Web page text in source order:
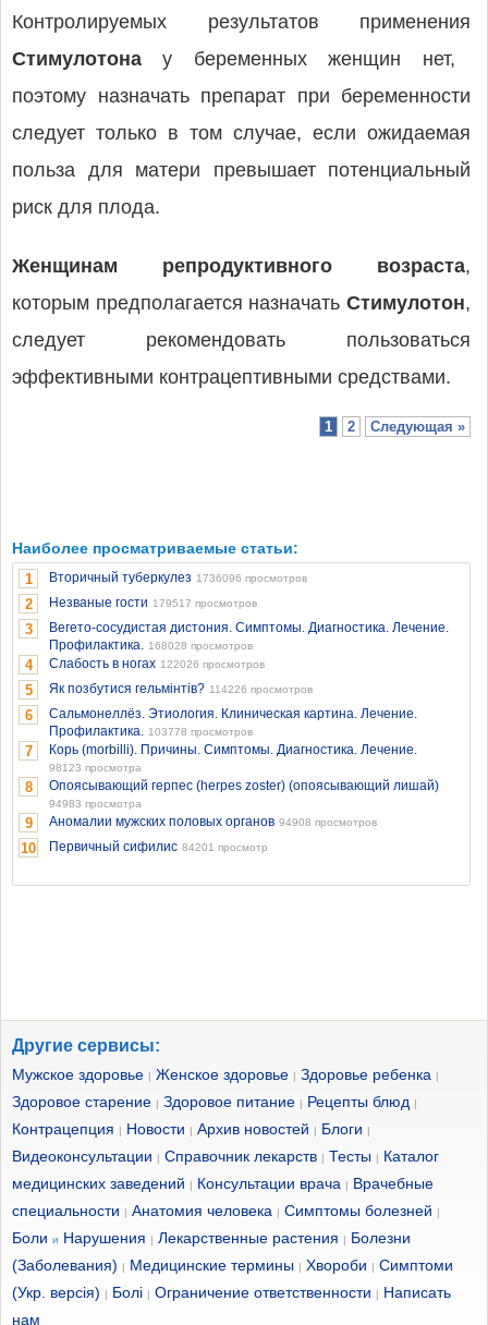
Контролируемых результатов применения
Стимулотонау беременных женщин нет,
поэтому назначать препарат при беременности
следует только в том случае, если ожидаемая
польза для матери превышает потенциальный
риск для плода.
Женщинам репродуктивного возраста,
которым предполагается назначать Стимулотон,
следует рекомендовать пользоваться
эффективными контрацептивными средствами.
1 2 Следующая »
Наиболее просматриваемые статьи:
1 Вторичный туберкулез 1736096 просмотров
2 Незваные гости 179517 просмотров
3
Вегето-сосудистая дистония. Симптомы. Диагностика. Лечение.
Профилактика. 168028 просмотров
4 Слабость в ногах 122026 просмотров
5 Як позбутися гельмінтів? 114226 просмотров
6
Сальмонеллёз. Этиология. Клиническая картина. Лечение.
Профилактика. 103778 просмотров
7 Корь (morbilli). Причины. Симптомы. Диагностика. Лечение.
98123 просмотра
8 Опоясывающий герпес (herpes zoster) (опоясывающий лишай)
94983 просмотра
9 Аномалии мужских половых органов 94908 просмотров
10 Первичный сифилис 84201 просмотр
Другие сервисы:
Мужское здоровье | Женское здоровье | Здоровье ребенка |
Здоровое старение | Здоровое питание | Рецепты блюд |
Контрацепция | Новости | Архив новостей | Блоги |
Видеоконсультации | Справочник лекарств | Тесты | Каталог
медицинских заведений | Консультации врача | Врачебные
специальности | Анатомия человека | Симптомы болезней |
Боли и Нарушения | Лекарственные растения | Болезни
(Заболевания) | Медицинские термины | Хвороби | Симптоми
(Укр. версія) | Болі | Ограничение ответственности | Написать
нам